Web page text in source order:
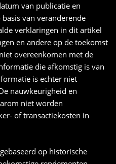
van publicatie en
van veranderende
verklaringen in dit artikel
en andere op de toekomst
overeenkomen met de
die afkomstig is van
is echter niet
nauwkeurigheid en
niet worden
of transactiekosten in
op historische